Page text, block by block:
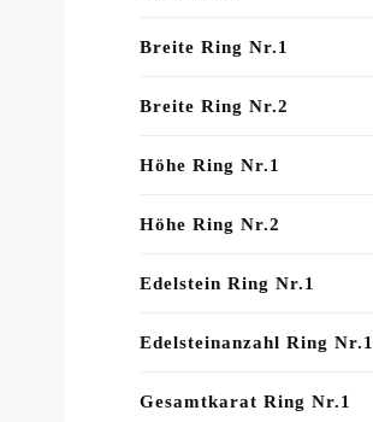
Breite Ring Nr.1
Breite Ring Nr.2
Höhe Ring Nr.1
Höhe Ring Nr.2
Edelstein Ring Nr.1
Edelsteinanzahl Ring Nr.1
Gesamtkarat Ring Nr.1